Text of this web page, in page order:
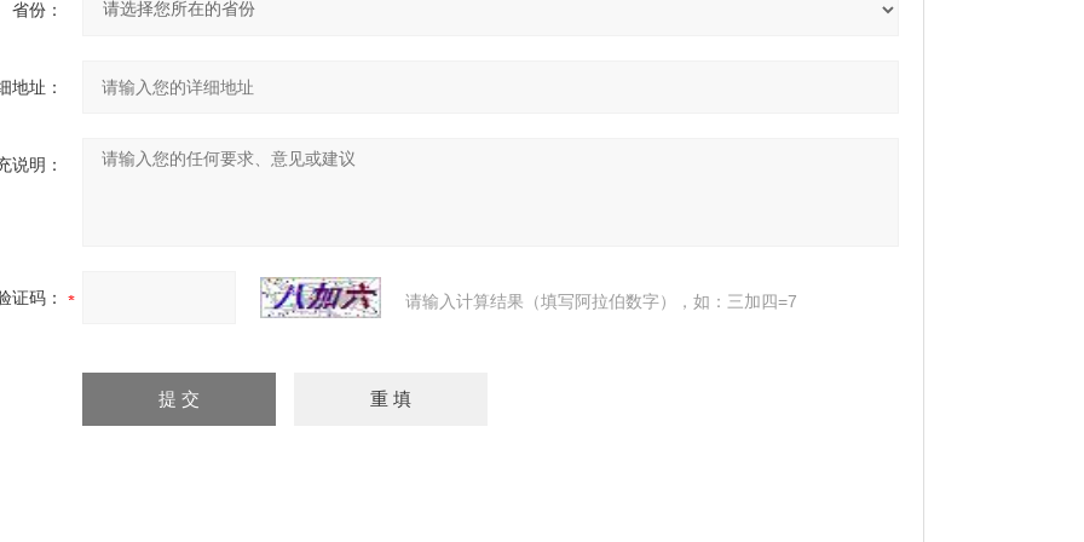
省份：
地址：
说明：
证码： 请输入计算结果（填写阿拉伯数字），如：三加四=7